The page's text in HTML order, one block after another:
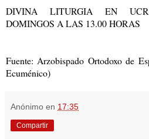
DIVINA LITURGIA EN
DOMINGOS A LAS 13.00 HORAS
Fuente: Arzobispado Ortodoxo de
Ecuménico)
Anónimo en 17:35
Compartir